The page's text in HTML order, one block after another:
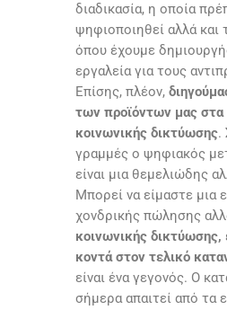
διαδικασία, η οποία
ψηφιοποιηθεί αλλά
όπου έχουμε
εργαλεία για τους
Επίσης, πλέον,
των προϊόντων μας στα
κοινωνικής δικτύωσης.
γραμμές ο ψηφιακός
είναι μια θεμελιώδης
Μπορεί να είμαστε μια
χονδρικής πώλησης
κοινωνικής δικτύωσης,
κοντά στον τελικό
είναι ένα γεγονός. Ο
σήμερα απαιτεί από τα